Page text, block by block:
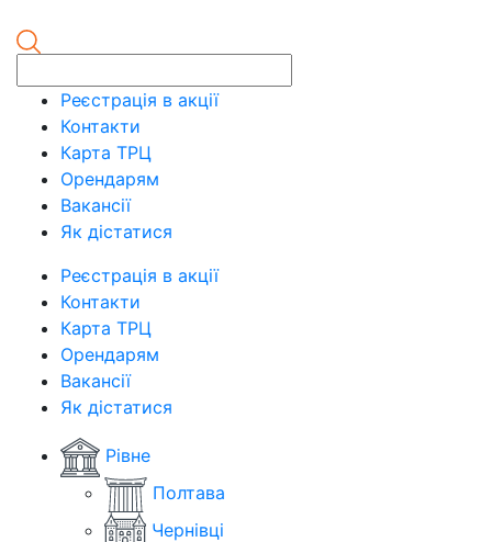
Реєстрація в акції
Контакти
Карта ТРЦ
Орендарям
Вакансії
Як дістатися
Реєстрація в акції
Контакти
Карта ТРЦ
Орендарям
Вакансії
Як дістатися
Рівне
Полтава
Чернівці